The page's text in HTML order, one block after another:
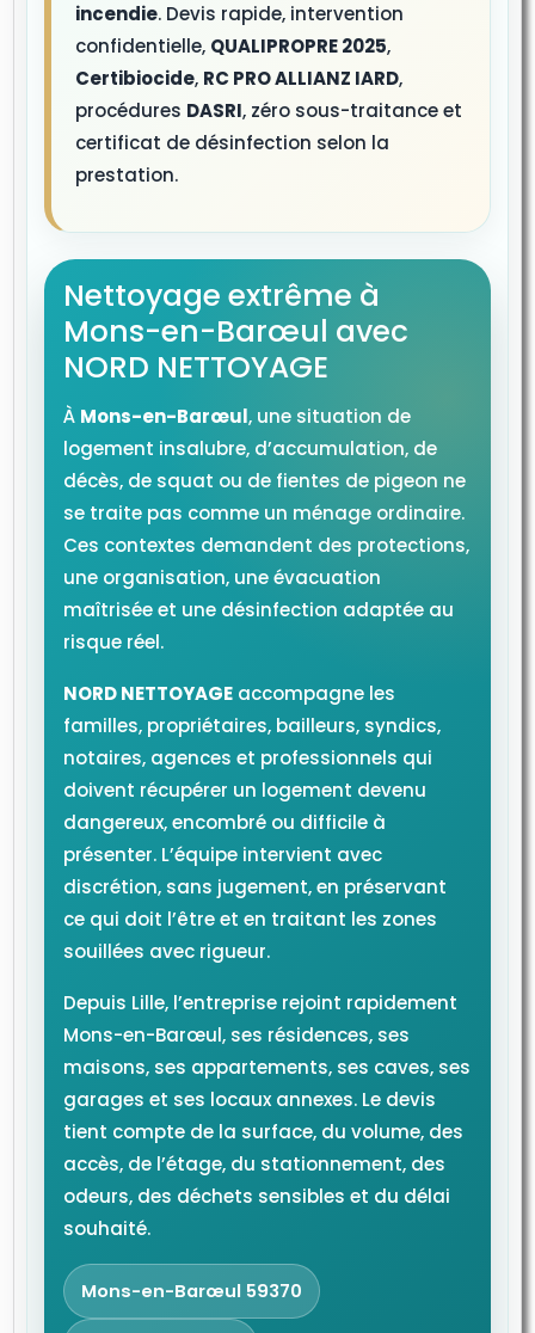
incendie. Devis rapide, intervention
confidentielle, QUALIPROPRE 2025,
Certibiocide, RC PRO ALLIANZ IARD,
procédures DASRI, zéro sous-traitance et
certificat de désinfection selon la
prestation.
Nettoyage extrême à
Mons-en-Barœul avec
NORD NETTOYAGE
À Mons-en-Barœul, une situation de
logement insalubre, d’accumulation, de
décès, de squat ou de fientes de pigeon ne
se traite pas comme un ménage ordinaire.
Ces contextes demandent des protections,
une organisation, une évacuation
maîtrisée et une désinfection adaptée au
risque réel.
NORD NETTOYAGE accompagne les
familles, propriétaires, bailleurs, syndics,
notaires, agences et professionnels qui
doivent récupérer un logement devenu
dangereux, encombré ou difficile à
présenter. L’équipe intervient avec
discrétion, sans jugement, en préservant
ce qui doit l’être et en traitant les zones
souillées avec rigueur.
Depuis Lille, l’entreprise rejoint rapidement
Mons-en-Barœul, ses résidences, ses
maisons, ses appartements, ses caves, ses
garages et ses locaux annexes. Le devis
tient compte de la surface, du volume, des
accès, de l’étage, du stationnement, des
odeurs, des déchets sensibles et du délai
souhaité.
Mons-en-Barœul 59370